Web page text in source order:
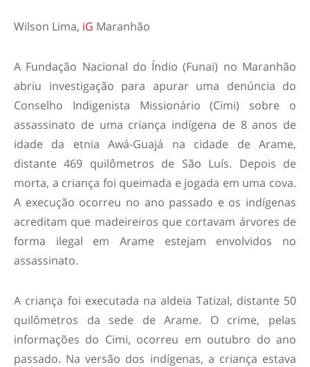
Wilson Lima, iG Maranhão
A Fundação Nacional do Índio (Funai) no Maranhão
abriu investigação para apurar uma denúncia do
Conselho Indigenista Missionário (Cimi) sobre o
assassinato de uma criança indígena de 8 anos de
idade da etnia Awá-Guajá na cidade de Arame,
distante 469 quilômetros de São Luís. Depois de
morta, a criança foi queimada e jogada em uma cova.
A execução ocorreu no ano passado e os indígenas
acreditam que madeireiros que cortavam árvores de
forma ilegal em Arame estejam envolvidos no
assassinato.
A criança foi executada na aldeia Tatizal, distante 50
quilômetros da sede de Arame. O crime, pelas
informações do Cimi, ocorreu em outubro do ano
passado. Na versão dos indígenas, a criança estava